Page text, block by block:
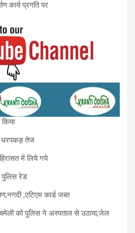
कार्य प्रगति पर
धरपकड़ तेज
में लिये गये
पुलिस रेड
,एटिएम कार्ड जब्त
को पुलिस ने अस्पताल से उठाया,जेल